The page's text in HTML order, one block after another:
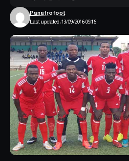
Last updated: 13/09/2016 09:16
Panafrofoot